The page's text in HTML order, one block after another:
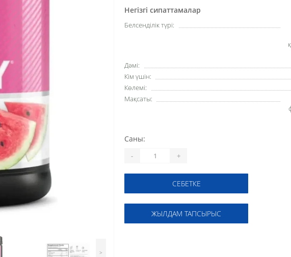
>
Негізгі сипаттамалар
Белсенділік түрі:
Дәмі:
Кім үшін:
Көлемі:
Мақсаты:
Саны:
- +
СЕБЕТКЕ
ЖЫЛДАМ ТАПСЫРЫС